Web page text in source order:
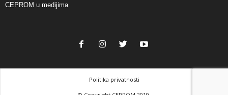
CEPROM u medijima
Politika privatnosti